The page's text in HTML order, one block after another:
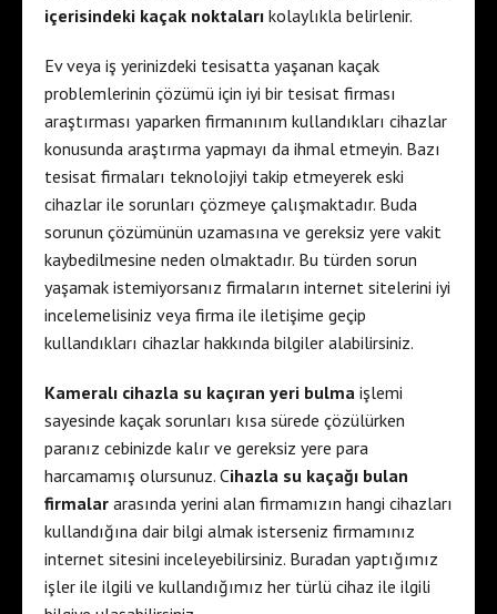
içerisindeki kaçak noktaları kolaylıkla belirlenir.
Ev veya iş yerinizdeki tesisatta yaşanan kaçak
problemlerinin çözümü için iyi bir tesisat firması
araştırması yaparken firmanınım kullandıkları cihazlar
konusunda araştırma yapmayı da ihmal etmeyin. Bazı
tesisat firmaları teknolojiyi takip etmeyerek eski
cihazlar ile sorunları çözmeye çalışmaktadır. Buda
sorunun çözümünün uzamasına ve gereksiz yere vakit
kaybedilmesine neden olmaktadır. Bu türden sorun
yaşamak istemiyorsanız firmaların internet sitelerini iyi
incelemelisiniz veya firma ile iletişime geçip
kullandıkları cihazlar hakkında bilgiler alabilirsiniz.
Kameralı cihazla su kaçıran yeri bulma işlemi
sayesinde kaçak sorunları kısa sürede çözülürken
paranız cebinizde kalır ve gereksiz yere para
harcamamış olursunuz. Cihazla su kaçağı bulan
firmalar arasında yerini alan firmamızın hangi cihazları
kullandığına dair bilgi almak isterseniz firmamınız
internet sitesini inceleyebilirsiniz. Buradan yaptığımız
işler ile ilgili ve kullandığımız her türlü cihaz ile ilgili